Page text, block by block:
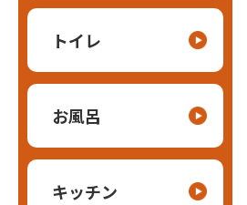
トイレ
お風呂
キッチン